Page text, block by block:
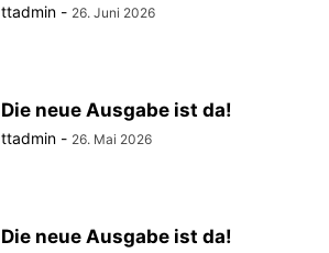
ttadmin - 26. Juni 2026
Die neue Ausgabe ist da!
ttadmin - 26. Mai 2026
Die neue Ausgabe ist da!